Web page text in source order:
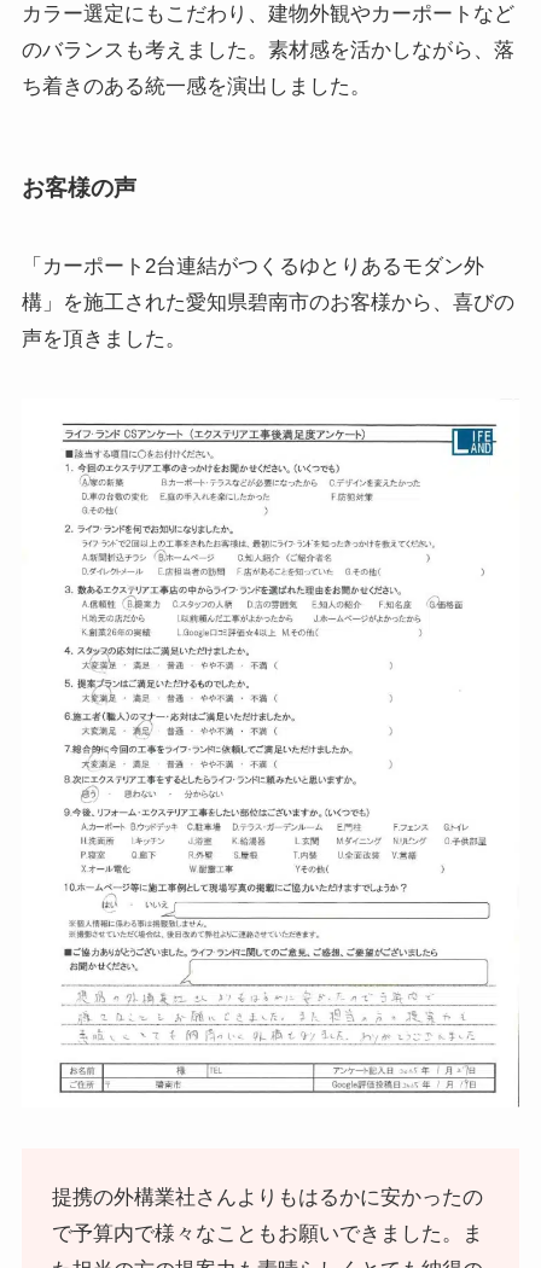
カラー選定にもこだわり、建物外観やカーポートなど
のバランスも考えました。素材感を活かしながら、落
ち着きのある統一感を演出しました。
お客様の声
「カーポート2台連結がつくるゆとりあるモダン外
構」を施工された愛知県碧南市のお客様から、喜びの
声を頂きました。
提携の外構業社さんよりもはるかに安かったの
で予算内で様々なこともお願いできました。ま